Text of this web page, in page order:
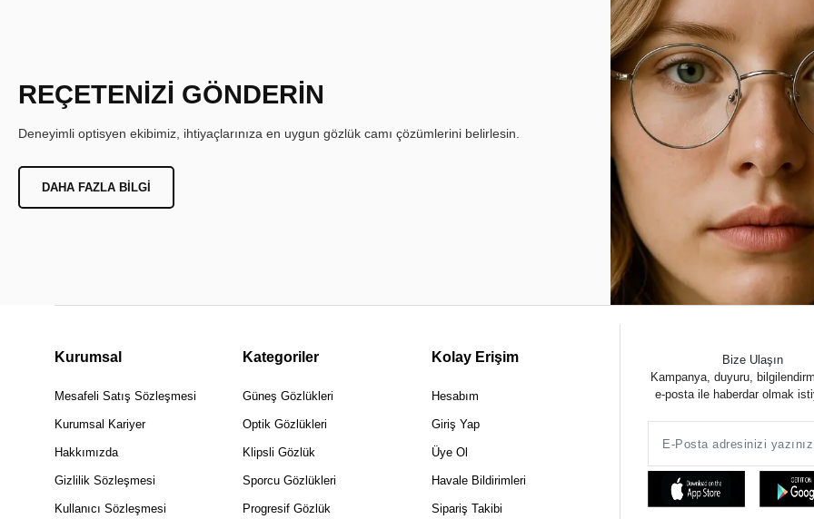
REÇETENİZİ GÖNDERİN
Deneyimli optisyen ekibimiz, ihtiyaçlarınıza en uygun gözlük camı çözümlerini belirlesin.
DAHA FAZLA BILGI
Kurumsal
Mesafeli Satış Sözleşmesi
Kurumsal Kariyer
Hakkımızda
Gizlilik Sözleşmesi
Kullanıcı Sözleşmesi
Kategoriler
Güneş Gözlükleri
Optik Gözlükleri
Klipsli Gözlük
Sporcu Gözlükleri
Progresif Gözlük
Kolay Erişim
Hesabım
Giriş Yap
Üye Ol
Havale Bildirimleri
Sipariş Takibi
Bize Ulaşın
Kampanya, duyuru,
e-posta ile haberdar olmak